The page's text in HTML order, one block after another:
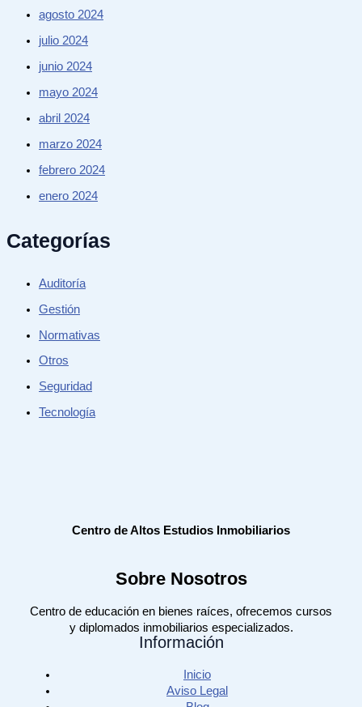
agosto 2024
julio 2024
junio 2024
mayo 2024
abril 2024
marzo 2024
febrero 2024
enero 2024
Categorías
Auditoría
Gestión
Normativas
Otros
Seguridad
Tecnología
Centro de Altos Estudios Inmobiliarios
Sobre Nosotros
Centro de educación en bienes raíces, ofrecemos cursos
y diplomados inmobiliarios especializados.
Información
Inicio
Aviso Legal